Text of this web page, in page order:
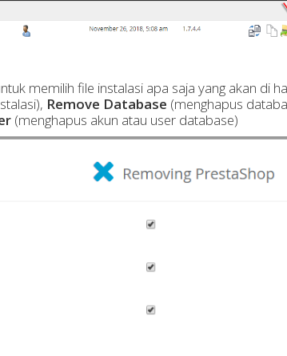
memilih file instalasi apa saja yang akan di
Remove Database (menghapus
(menghapus akun atau user database)